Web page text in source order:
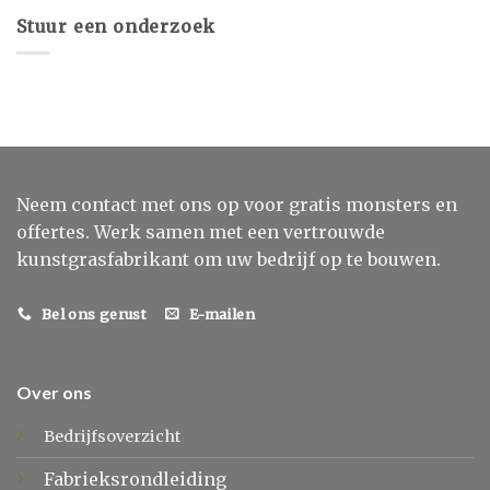
Stuur een onderzoek
Neem contact met ons op voor gratis monsters en
offertes. Werk samen met een vertrouwde
kunstgrasfabrikant om uw bedrijf op te bouwen.
Bel ons gerust E-mailen
Over ons
Bedrijfsoverzicht
Fabrieksrondleiding